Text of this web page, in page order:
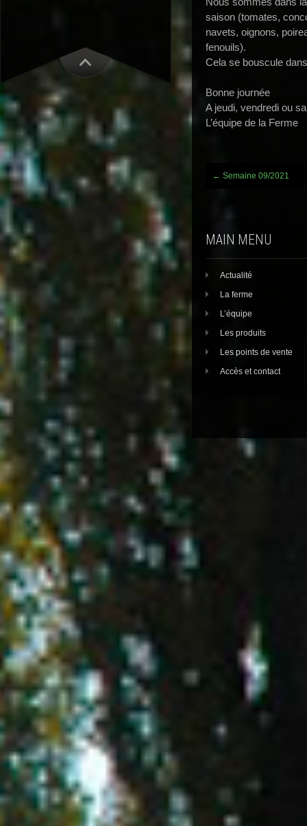
saison (tomates,
navets, oignons,
fenouils).
Cela se bouscule
Bonne journée
A jeudi, vendredi ou
L’équipe de la Ferme
Post
← Semaine 09/2021
MAIN MENU
Actualité
La ferme
L’équipe
Les produits
Les points de vente
Accès et contact